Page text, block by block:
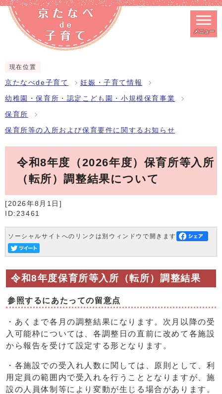
スマートフォン表示用の情報をスキップ
メニュー
現在位置
京たなべde子育て 妊娠・子育て情報
幼稚園・保育所・認定こども園・小規模保育事業
保育所
保育所等の入所および保育要件に関するお知らせ
令和8年度（2026年度）保育所等入所
（転所）調整結果について
[2026年8月1日]
ID:23461
ソーシャルサイトへのリンクは別ウィンドウで開きます
令和8年度保育所等入所（転所）調整結果
参照するにあたっての留意点
・あくまで各月の調整結果になります。次月以降の受
入可能枠については、各調整日の直前に改めて各施設
から報告を受けて設定する形となります。
・各施設での受入れ人数に関しては、原則として、利
用定員の範囲内で受入れを行うこととなりますが、施
設の人員体制等により変動が生じる場合があります。